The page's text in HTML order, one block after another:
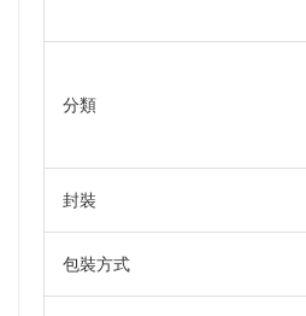
分類
封裝
包裝方式